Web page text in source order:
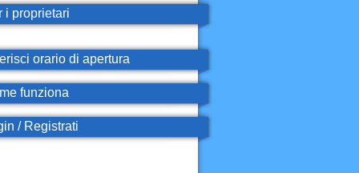
i proprietari
orario di apertura
funziona
/ Registrati